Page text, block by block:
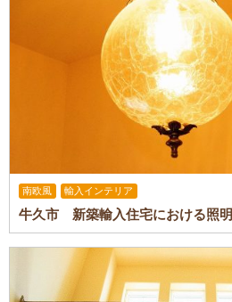
南欧風 輸入インテリア
牛久市 新築輸入住宅における照明